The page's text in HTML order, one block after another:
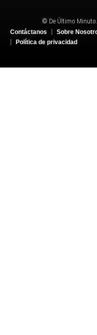
© De Último
Contáctanos
Sobre
Política de privacidad